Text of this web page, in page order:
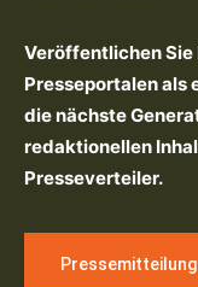
Veröffentlichen Sie
Presseportalen als
die nächste
redaktionellen
Presseverteiler.